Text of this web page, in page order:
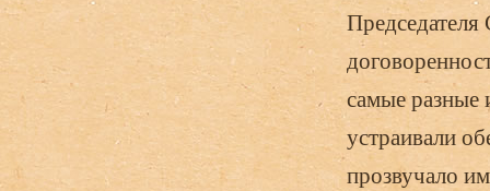
самые разные
устраивали
прозвуча­ло